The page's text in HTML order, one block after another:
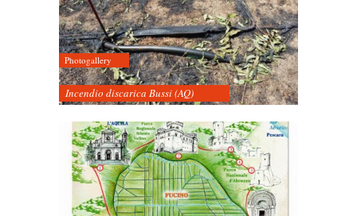
Photogallery
Incendio discarica Bussi (AQ)